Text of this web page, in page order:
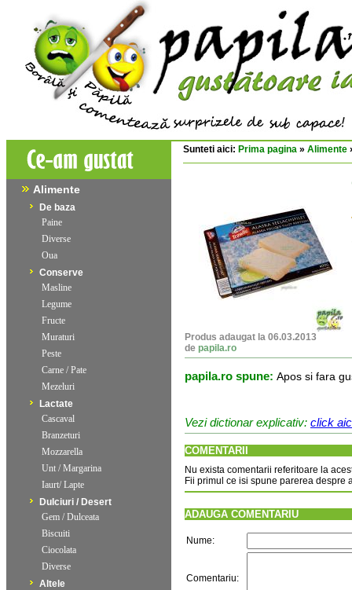
Alimente
De baza
Paine
Diverse
Oua
Conserve
Masline
Legume
Fructe
Muraturi
Peste
Carne / Pate
Mezeluri
Lactate
Cascaval
Branzeturi
Mozzarella
Unt / Margarina
Iaurt/ Lapte
Dulciuri / Desert
Gem / Dulceata
Biscuiti
Ciocolata
Diverse
Altele
Sunteti aici: Prima pagina » Alimente
Produs adaugat la 06.03.2013
de papila.ro
papila.ro spune: Apos si fara
Vezi dictionar explicativ: click
COMENTARII
Nu exista comentarii referitoare la
Fii primul ce isi spune parerea despre
ADAUGA COMENTARIU
Nume:
Comentariu: